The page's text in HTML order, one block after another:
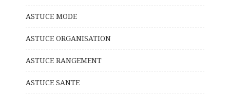
ASTUCE MODE
ASTUCE ORGANISATION
ASTUCE RANGEMENT
ASTUCE SANTE